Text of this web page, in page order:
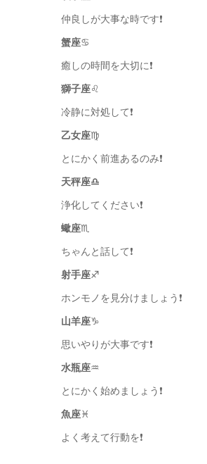
仲良しが大事な時です❗️
蟹座♋️
癒しの時間を大切に❗️
獅子座♌️
冷静に対処して❗️
乙女座♍️
とにかく前進あるのみ❗️
天秤座♎️
浄化してください❗️
蠍座♏️
ちゃんと話して❗️
射手座♐️
ホンモノを見分けましょう❗️
山羊座♑️
思いやりが大事です❗️
水瓶座♒️
とにかく始めましょう❗️
魚座♓️
よく考えて行動を❗️